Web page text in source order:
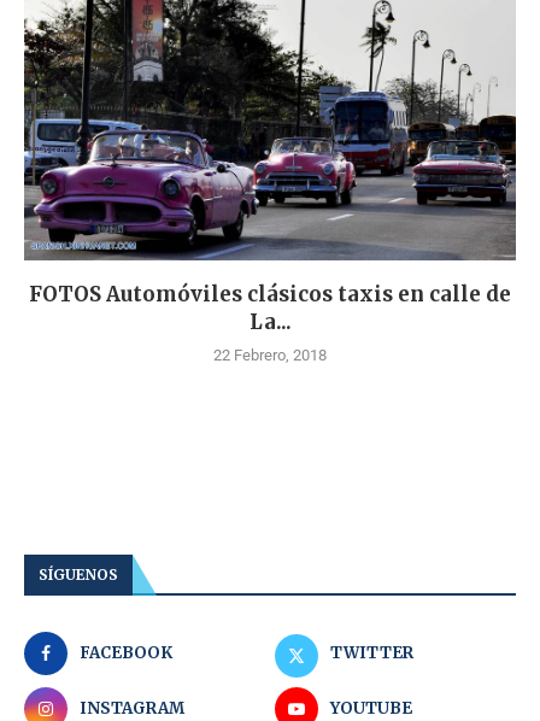
FOTOS Automóviles clásicos taxis en calle de
La...
22 Febrero, 2018
SÍGUENOS
FACEBOOK TWITTER
INSTAGRAM YOUTUBE